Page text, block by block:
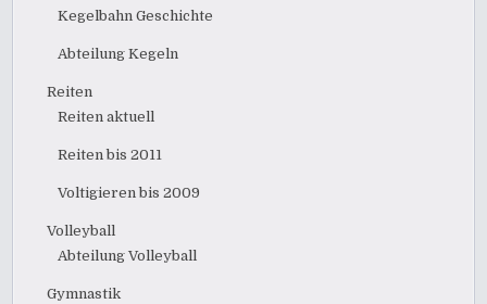
Kegelbahn Geschichte
Abteilung Kegeln
Reiten
Reiten aktuell
Reiten bis 2011
Voltigieren bis 2009
Volleyball
Abteilung Volleyball
Gymnastik